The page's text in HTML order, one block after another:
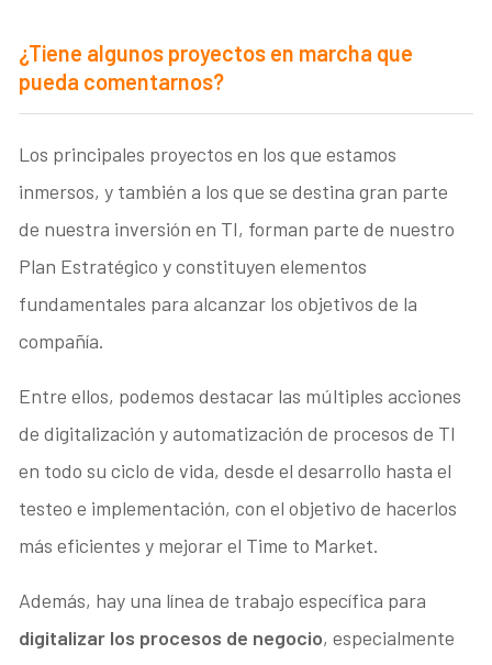
¿Tiene algunos proyectos en marcha que
pueda comentarnos?
Los principales proyectos en los que estamos
inmersos, y también a los que se destina gran parte
de nuestra inversión en TI, forman parte de nuestro
Plan Estratégico y constituyen elementos
fundamentales para alcanzar los objetivos de la
compañía.
Entre ellos, podemos destacar las múltiples acciones
de digitalización y automatización de procesos de TI
en todo su ciclo de vida, desde el desarrollo hasta el
testeo e implementación, con el objetivo de hacerlos
más eficientes y mejorar el Time to Market.
Además, hay una línea de trabajo específica para
digitalizar los procesos de negocio, especialmente